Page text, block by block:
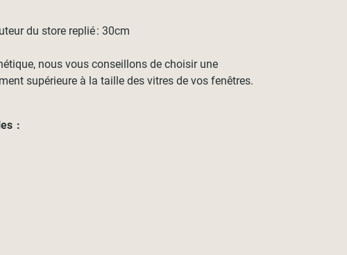
du store replié : 30cm
nous vous conseillons de choisir une
supérieure à la taille des vitres de vos fenêtres.
: